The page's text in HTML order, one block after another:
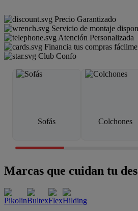
Precio Garantizado
Servicio de montaje
Atención Personalizada
Financia tus compras
Club Confo
Sofás Colchones
Marcas que cuidan tu